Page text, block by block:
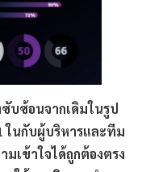
บซ้อนจากเดิมในรูป
ในกับผู้บริหารและทีม
มเข้าใจได้ถูกต้องตรง